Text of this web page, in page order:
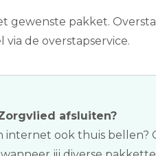
gewenste pakket.
via de overstapservice.
afsluiten?
internet ook thuis bellen?